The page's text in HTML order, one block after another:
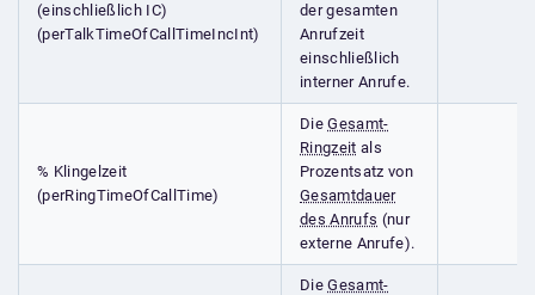
(einschließlich IC)
(perTalkTimeOfCallTimeIncInt)
der gesamten
Anrufzeit
einschließlich
interner Anrufe.
% Klingelzeit
(perRingTimeOfCallTime)
DieGesamt-
Ringzeit als
Prozentsatz von
Gesamtdauer
des Anrufs (nur
externe Anrufe).
DieGesamt-